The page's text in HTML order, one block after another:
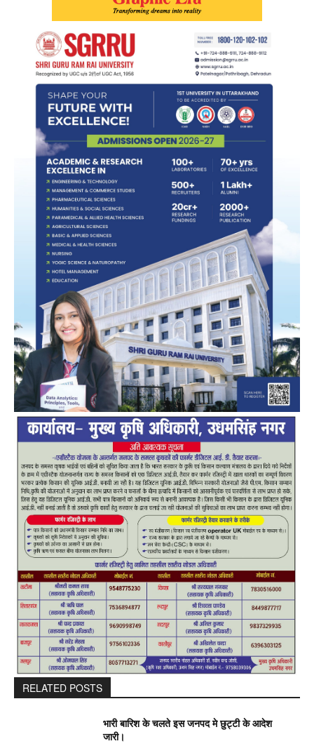
RELATED POSTS
भारी बारिश के चलते इस जनपद मे छुट्टी के आदेश
जारी।